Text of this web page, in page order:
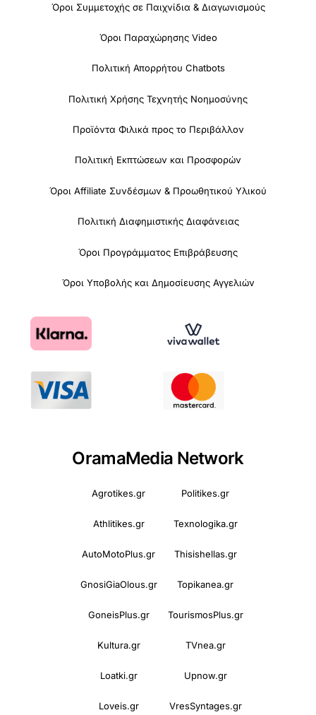
Όροι Συμμετοχής σε Παιχνίδια & Διαγωνισμούς
Όροι Παραχώρησης Video
Πολιτική Απορρήτου Chatbots
Πολιτική Χρήσης Τεχνητής Νοημοσύνης
Προϊόντα Φιλικά προς το Περιβάλλον
Πολιτική Εκπτώσεων και Προσφορών
Όροι Affiliate Συνδέσμων & Προωθητικού Υλικού
Πολιτική Διαφημιστικής Διαφάνειας
Όροι Προγράμματος Επιβράβευσης
Όροι Υποβολής και Δημοσίευσης Αγγελιών
OramaMedia Network
Agrotikes.gr Politikes.gr
Athlitikes.gr Texnologika.gr
AutoMotoPlus.gr Thisishellas.gr
GnosiGiaOlous.gr Topikanea.gr
GoneisPlus.gr TourismosPlus.gr
Kultura.gr TVnea.gr
Loatki.gr Upnow.gr
Loveis.gr VresSyntages.gr